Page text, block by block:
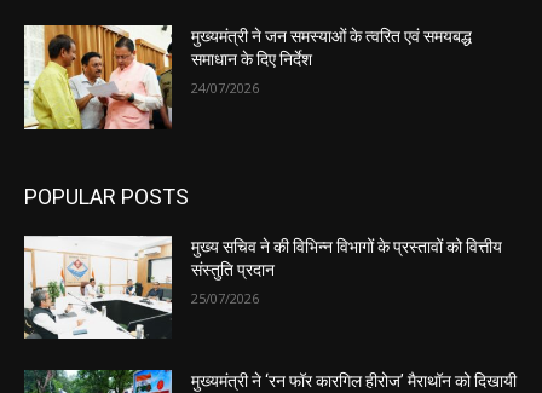
मुख्यमंत्री ने जन समस्याओं के त्वरित एवं समयबद्ध
समाधान के दिए निर्देश
24/07/2026
POPULAR POSTS
मुख्य सचिव ने की विभिन्न विभागों के प्रस्तावों को वित्तीय
संस्तुति प्रदान
25/07/2026
मुख्यमंत्री ने ‘रन फॉर कारगिल हीरोज’ मैराथॉन को दिखायी